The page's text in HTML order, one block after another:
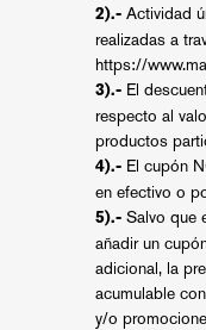
2).- Actividad
realizadas a
https://
3).- El
respecto al
productos
4).- El cupón
en efectivo o
5).- Salvo que
añadir un
adicional, la
acumulable
y/o